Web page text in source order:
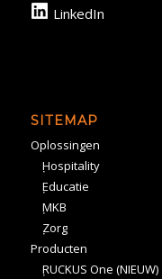
LinkedIn
SITEMAP
Oplossingen
Hospitality
Educatie
MKB
Zorg
Producten
RUCKUS One (NIEUW)